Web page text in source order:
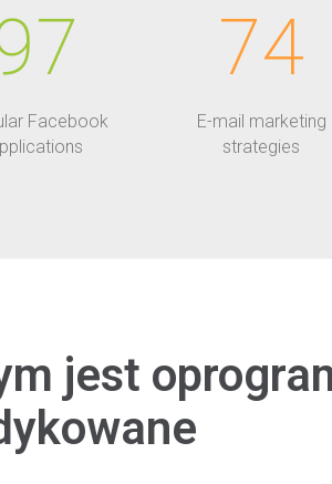
Facebook
74
E-mail marketing
strategies
jest